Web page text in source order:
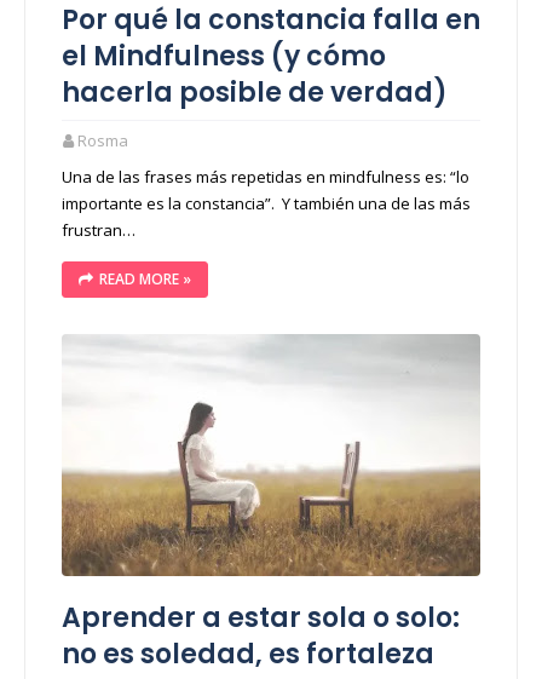
Por qué la constancia falla en
el Mindfulness (y cómo
hacerla posible de verdad)
Rosma
Una de las frases más repetidas en mindfulness es: “lo
importante es la constancia”. Y también una de las más
frustran…
READ MORE »
Aprender a estar sola o solo:
no es soledad, es fortaleza